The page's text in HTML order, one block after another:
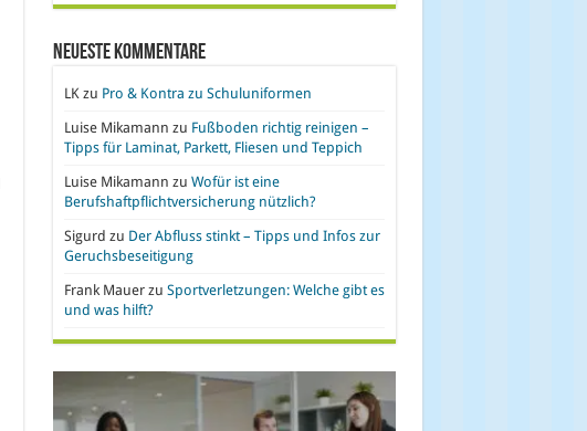
Neueste Kommentare
LKzu Pro & Kontra zu Schuluniformen
Luise Mikamann zu Fußboden richtig reinigen –
Tipps für Laminat, Parkett, Fliesen und Teppich
Luise Mikamann zu Wofür ist eine
Berufshaftpflichtversicherung nützlich?
Sigurd zu Der Abfluss stinkt – Tipps und Infos zur
Geruchsbeseitigung
Frank Mauerzu Sportverletzungen: Welche gibt es
und was hilft?